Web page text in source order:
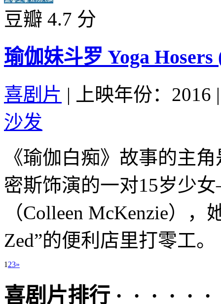
豆瓣 4.7 分
瑜伽妹斗罗 Yoga Hosers
喜剧片 | 上映年份：2016 |
沙发
《瑜伽白痴》故事的主
密斯饰演的一对15岁少
（Colleen McKenzie）
Zed”的便利店里打零工
1 23»
喜剧片排行 · · · · · ·